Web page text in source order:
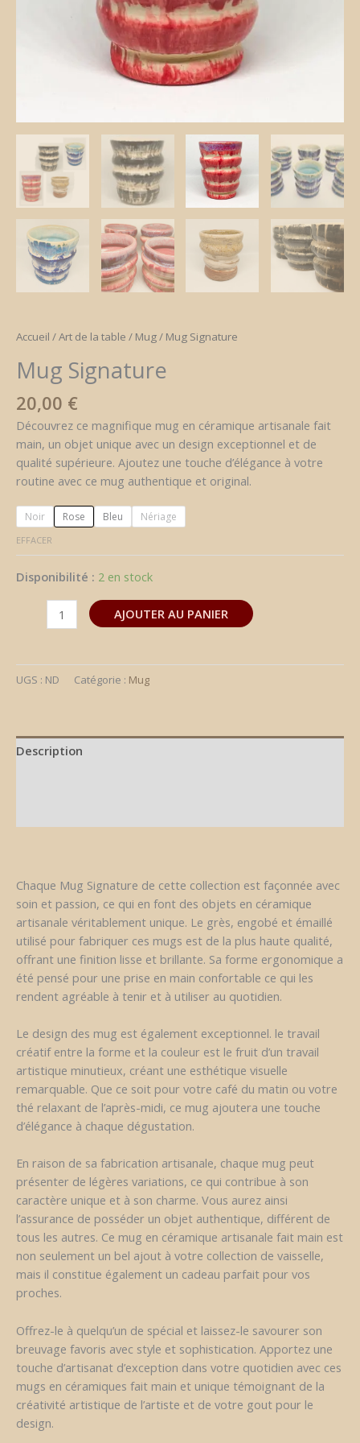
Accueil /Art de la table / Mug/ Mug Signature
Mug Signature
20,00 €
Découvrez ce magnifique mug en céramique artisanale fait
main, un objet unique avec un design exceptionnel et de
qualité supérieure. Ajoutez une touche d’élégance à votre
routine avec ce mug authentique et original.
Noir Rose Bleu Nériage
EFFACER
Disponibilité : 2 en stock
AJOUTER AU PANIER
UGS : ND Catégorie : Mug
Description
Chaque Mug Signature de cette collection est façonnée avec
soin et passion, ce qui en font des objets en céramique
artisanale véritablement unique. Le grès, engobé et émaillé
utilisé pour fabriquer ces mugs est de la plus haute qualité,
offrant une finition lisse et brillante. Sa forme ergonomique a
été pensé pour une prise en main confortable ce qui les
rendent agréable à tenir et à utiliser au quotidien.
Le design des mug est également exceptionnel. le travail
créatif entre la forme et la couleur est le fruit d’un travail
artistique minutieux, créant une esthétique visuelle
remarquable. Que ce soit pour votre café du matin ou votre
thé relaxant de l’après-midi, ce mug ajoutera une touche
d’élégance à chaque dégustation.
En raison de sa fabrication artisanale, chaque mug peut
présenter de légères variations, ce qui contribue à son
caractère unique et à son charme. Vous aurez ainsi
l’assurance de posséder un objet authentique, différent de
tous les autres. Ce mug en céramique artisanale fait main est
non seulement un bel ajout à votre collection de vaisselle,
mais il constitue également un cadeau parfait pour vos
proches.
Offrez-le à quelqu’un de spécial et laissez-le savourer son
breuvage favoris avec style et sophistication. Apportez une
touche d’artisanat d’exception dans votre quotidien avec ces
mugs en céramiques fait main et unique témoignant de la
créativité artistique de l’artiste et de votre gout pour le
design.